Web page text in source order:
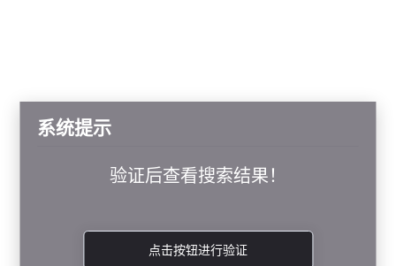
系统提示
验证后查看搜索结果！
点击按钮进行验证